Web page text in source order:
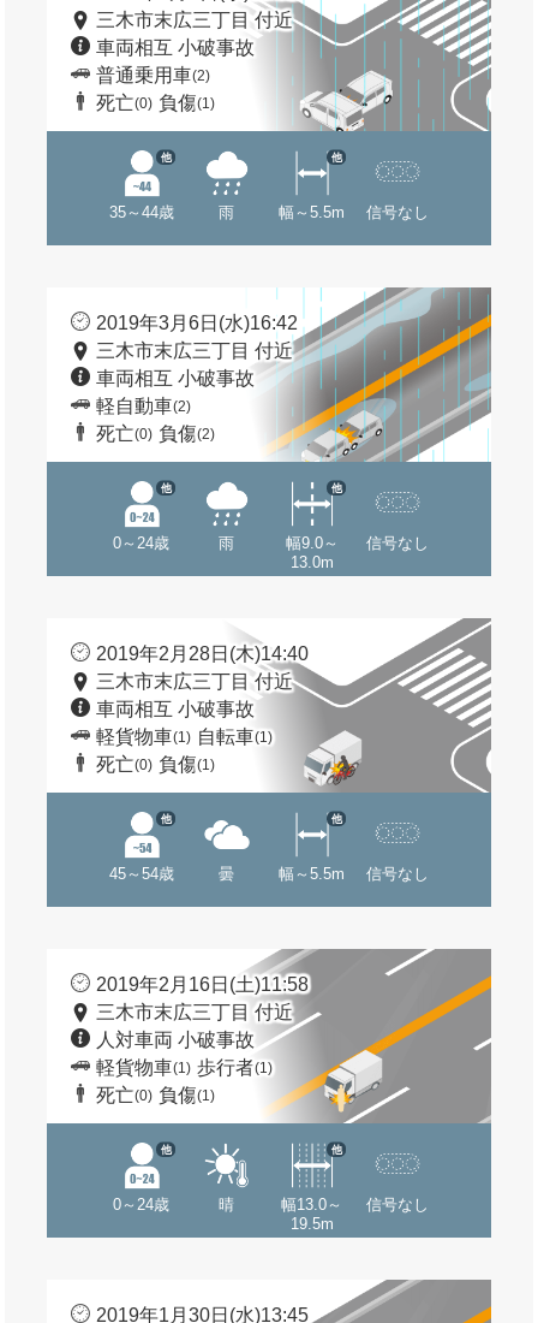
三木市末広三丁目 付近
車両相互 小破事故
普通乗用車(2)
死亡(0) 負傷(1)
35～44歳
他
雨 幅～5.5m
他
信号なし
2019年3月6日(水)16:42
三木市末広三丁目 付近
車両相互 小破事故
軽自動車(2)
死亡(0) 負傷(2)
0～24歳
他
雨
幅9.0～
13.0m
他
信号なし
2019年2月28日(木)14:40
三木市末広三丁目 付近
車両相互 小破事故
軽貨物車(1) 自転車(1)
死亡(0) 負傷(1)
45～54歳
他
曇 幅～5.5m
他
信号なし
2019年2月16日(土)11:58
三木市末広三丁目 付近
人対車両 小破事故
軽貨物車(1) 歩行者(1)
死亡(0) 負傷(1)
0～24歳
他
晴
幅13.0～
19.5m
他
信号なし
2019年1月30日(水)13:45